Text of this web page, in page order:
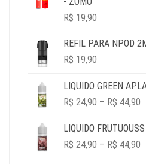
R$ 19,90
REFIL PARA NPOD
R$ 19,90
LIQUIDO GREEN
R$ 24,90 – R$ 44,90
LIQUIDO
R$ 24,90 – R$ 44,90